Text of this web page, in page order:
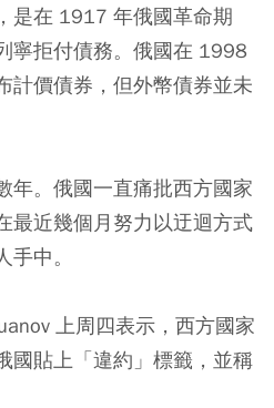
是在 1917 年俄國革命期
寧拒付債務。俄國在 1998
計價債券，但外幣債券並未
年。俄國一直痛批西方國家
最近幾個月努力以迂迴方式
中。
上周四表示，西方國家
國貼上「違約」標籤，並稱